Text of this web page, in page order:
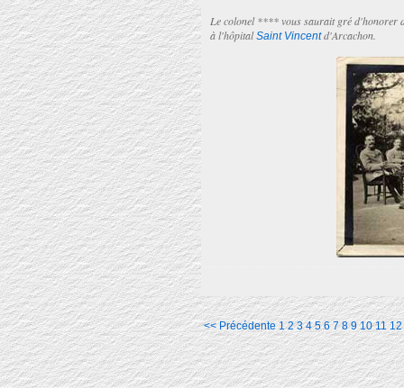
Le colonel **** vous saurait gré d'honorer
à l'hôpitalSaint Vincentd'Arcachon.
<< Précédente 1 2 3 4 5 6 7 8 9 10 11 12